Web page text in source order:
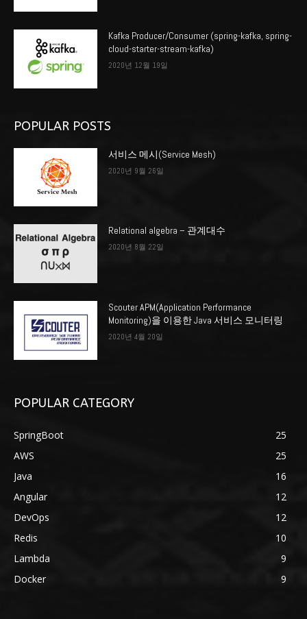
Kafka Producer/Consumer (spring-kafka, spring-
cloud-starter-stream-kafka)
2020년 12월 19일
POPULAR POSTS
서비스 메시(Service Mesh)
2020년 9월 26일
Relational algebra – 관계대수
2020년 8월 22일
Scouter APM(Application Performance
Monitoring)을 이용한 Java 서비스 모니터링
2020년 4월 20일
POPULAR CATEGORY
SpringBoot
25
AWS
25
Java
16
Angular
12
DevOps
12
Redis
10
Lambda
9
Docker
9